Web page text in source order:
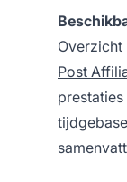
Overzicht
Post